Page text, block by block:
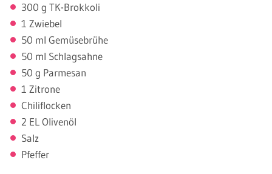
300 g TK-Brokkoli
1 Zwiebel
50 ml Gemüsebrühe
50 ml Schlagsahne
50 g Parmesan
1 Zitrone
Chiliflocken
2 EL Olivenöl
Salz
Pfeffer